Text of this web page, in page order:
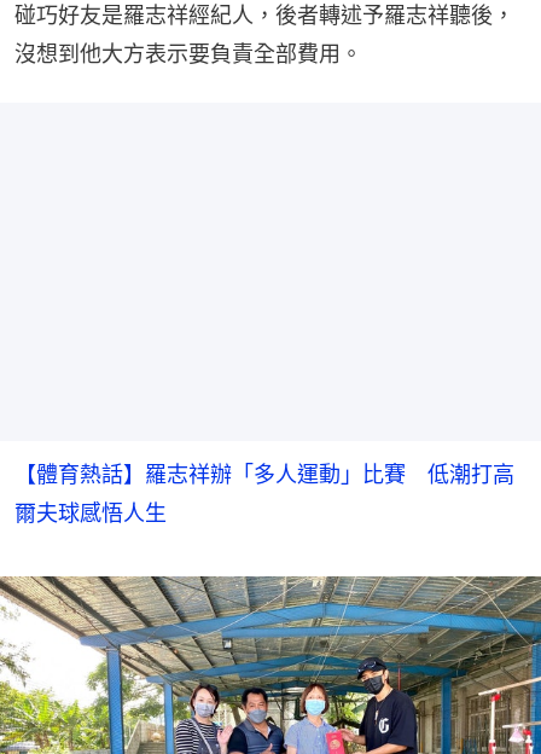
碰巧好友是羅志祥經紀人，後者轉述予羅志祥聽後，
沒想到他大方表示要負責全部費用。
【體育熱話】羅志祥辦「多人運動」比賽 低潮打高
爾夫球感悟人生